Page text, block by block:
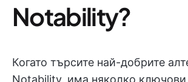
Notability?
Когато търсите най-добрите
Notability, има няколко ключови